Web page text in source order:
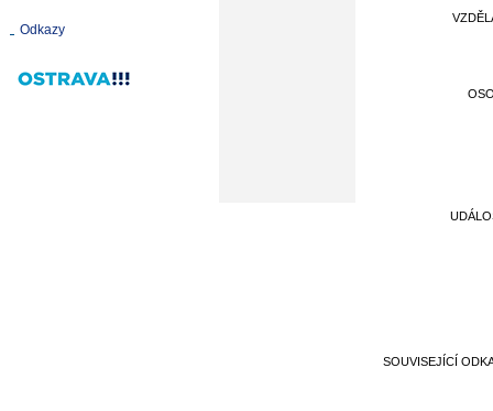
Odkazy
SOUVISEJÍCÍ